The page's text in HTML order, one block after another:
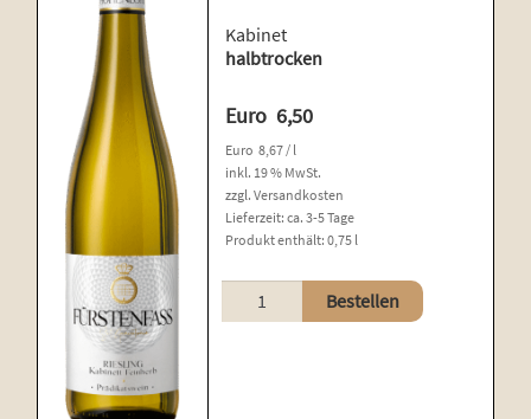
Kabinet
halbtrocken
Euro 6,50
Euro 8,67 / l
inkl. 19 % MwSt.
zzgl.Versandkosten
Lieferzeit:ca. 3-5 Tage
Produkt enthält: 0,75 l
Riesling
Menge
Bestellen